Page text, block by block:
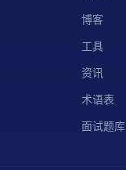
博客
工具
资讯
术语表
面试题库